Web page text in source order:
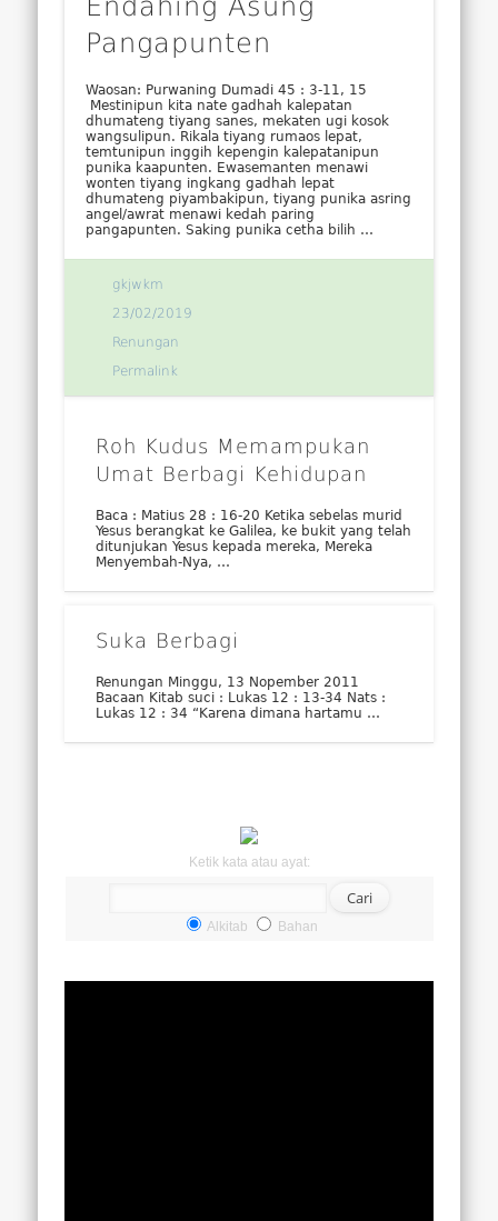
Pangapunten
Waosan: Purwaning Dumadi 45 : 3-11, 15
Mestinipun kita nate gadhah kalepatan
dhumateng tiyang sanes, mekaten ugi kosok
wangsulipun. Rikala tiyang rumaos lepat,
temtunipun inggih kepengin kalepatanipun
punika kaapunten. Ewasemanten menawi
wonten tiyang ingkang gadhah lepat
dhumateng piyambakipun, tiyang punika asring
angel/awrat menawi kedah paring
pangapunten. Saking punika cetha bilih …
gkjwkm
23/02/2019
Renungan
Permalink
Roh Kudus Memampukan
Umat Berbagi Kehidupan
Baca : Matius 28 : 16-20 Ketika sebelas murid
Yesus berangkat ke Galilea, ke bukit yang telah
ditunjukan Yesus kepada mereka, Mereka
Menyembah-Nya, …
Suka Berbagi
Renungan Minggu, 13 Nopember 2011
Bacaan Kitab suci : Lukas 12 : 13-34 Nats :
Lukas 12 : 34 “Karena dimana hartamu …
Ketik kata atau ayat:
Alkitab Bahan